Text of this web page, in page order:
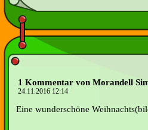
1 Kommentar von Morandell
24.11.2016 12:14
Eine wunderschöne